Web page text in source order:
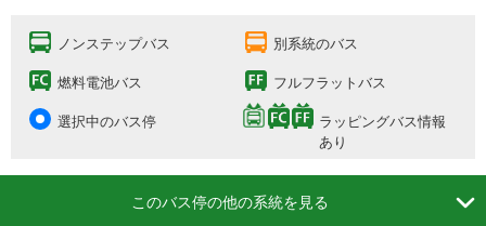
ノンステップバス 別系統のバス
燃料電池バス フルフラットバス
選択中のバス停
ラッピングバス情報
あり
このバス停の他の系統を見る 